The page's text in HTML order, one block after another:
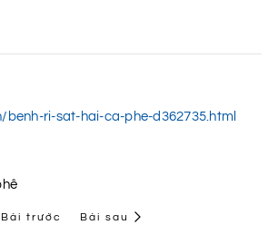
benh-ri-sat-hai-ca-phe-d362735.html
Bài trước Bài sau